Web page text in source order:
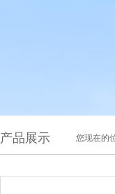
产品展示 您现在的